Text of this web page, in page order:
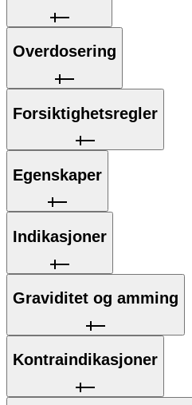
Overdosering
Forsiktighetsregler
Egenskaper
Indikasjoner
Graviditet og amming
Kontraindikasjoner